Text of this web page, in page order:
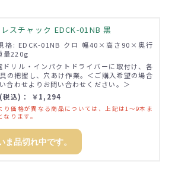
スチャック EDCK-01NB 黒
格: EDCK-01NB クロ 幅40×高さ90×奥行
量220g
ドリル・インパクトドライバーに取付け、各
の把握し、穴あけ作業。＜ご購入希望の場合
合わせよりお問い合わせください。＞
(税込)： ￥1,294
り価格が異なる商品については、上記は1～9本ま
ります。
ま品切れ中です。